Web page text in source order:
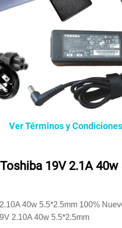
Ver Términos y Condiciones
19V 2.1A
40w 5.5*2.5mm 100%
2.10A 40w 5.5*2.5mm